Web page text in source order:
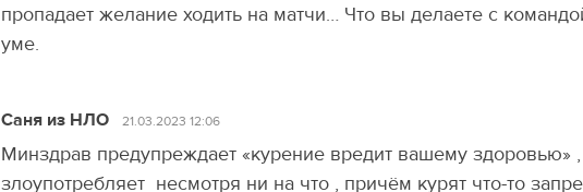
пропадает желание ходить на матчи… Что вы делаете с
уме.
Саня из НЛО 21.03.2023 12:06
Минздрав предупреждает «курение вредит вашему здоровью»
злоупотребляет несмотря ни на что , причём курят что-то